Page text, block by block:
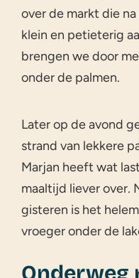
over de markt die
klein en petieterig
brengen we door
onder de palmen.
Later op de avond
strand van lekkere
Marjan heeft wat
maaltijd liever over.
gisteren is het
vroeger onder de